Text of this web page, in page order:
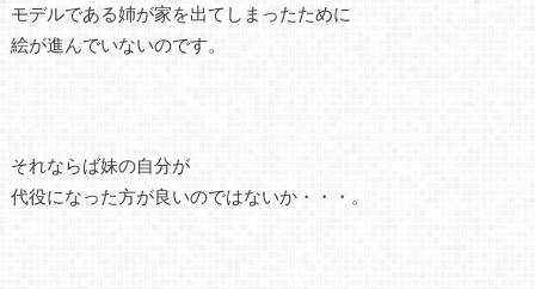
モデルである姉が家を出てしまったために
絵が進んでいないのです。
それならば妹の自分が
代役になった方が良いのではないか・・・。